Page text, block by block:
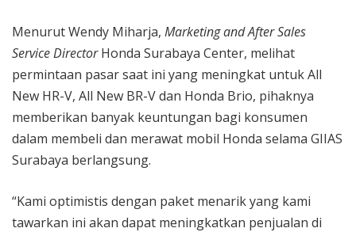
Menurut Wendy Miharja, Marketing and After Sales
Service DirectorHonda Surabaya Center, melihat
permintaan pasar saat ini yang meningkat untuk All
New HR-V, All New BR-V dan Honda Brio, pihaknya
memberikan banyak keuntungan bagi konsumen
dalam membeli dan merawat mobil Honda selama GIIAS
Surabaya berlangsung.
“Kami optimistis dengan paket menarik yang kami
tawarkan ini akan dapat meningkatkan penjualan di